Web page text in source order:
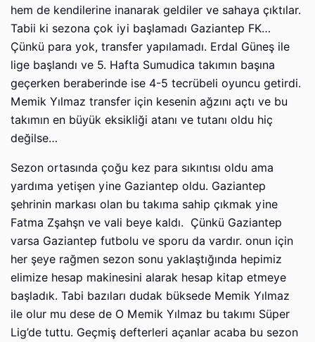
hem de kendilerine inanarak geldiler ve sahaya çıktılar.
Tabii ki sezona çok iyi başlamadı Gaziantep FK…
Çünkü para yok, transfer yapılamadı. Erdal Güneş ile
lige başlandı ve 5. Hafta Sumudica takımın başına
geçerken beraberinde ise 4-5 tecrübeli oyuncu getirdi.
Memik Yılmaz transfer için kesenin ağzını açtı ve bu
takımın en büyük eksikliği atanı ve tutanı oldu hiç
değilse…
Sezon ortasında çoğu kez para sıkıntısı oldu ama
yardıma yetişen yine Gaziantep oldu. Gaziantep
şehrinin markası olan bu takıma sahip çıkmak yine
Fatma Zşahşn ve vali beye kaldı. Çünkü Gaziantep
varsa Gaziantep futbolu ve sporu da vardır. onun için
her şeye rağmen sezon sonu yaklaştığında hepimiz
elimize hesap makinesini alarak hesap kitap etmeye
başladık. Tabi bazıları dudak büksede Memik Yılmaz
ile olur mu dese de O Memik Yılmaz bu takımı Süper
Lig’de tuttu. Geçmiş defterleri açanlar acaba bu sezon